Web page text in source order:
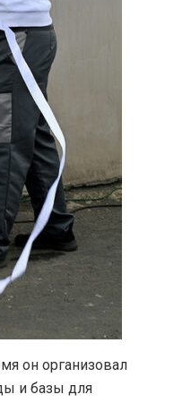
он организовал
и базы для